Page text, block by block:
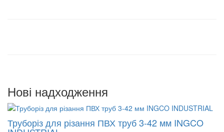
Нові надходження
Труборіз для різання ПВХ труб 3-42 мм INGCO